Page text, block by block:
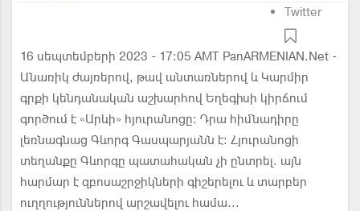
Twitter
16 սեպտեմբերի 2023 - 17:05 AMT PanARMENIAN.Net -
Անառիկ ժայռերով, թավ անտառներով և Կարմիր
գրքի կենդանական աշխարհով Եղեգիսի կիրճում
գործում է «Արևի» հյուրանոցը։ Դրա հիմնադիրը
լեռնագնաց Գևորգ Գասպարյանն է։ Հյուրանոցի
տեղանքը Գևորգը պատահական չի ընտրել. այն
հարմար է զբոսաշրջիկների գիշերելու և տարբեր
ուղղություններով արշավելու համա...